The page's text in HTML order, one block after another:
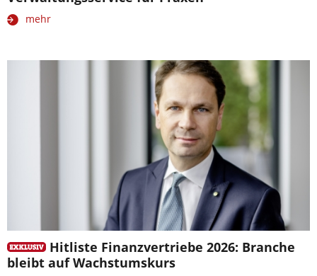
mehr
Hitliste Finanzvertriebe 2026: Branche
bleibt auf Wachstumskurs